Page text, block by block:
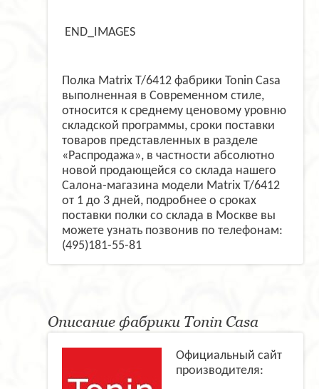
END_IMAGES
Полка Matrix T/6412 фабрики Tonin Casa
выполненная в Современном стиле,
относится к среднему ценовому уровню
складской программы, сроки поставки
товаров представленных в разделе
«Распродажа», в частности абсолютно
новой продающейся со склада нашего
Салона-магазина модели Matrix T/6412
от 1 до 3 дней, подробнее о сроках
поставки полки со склада в Москве вы
можете узнать позвонив по телефонам:
(495)181-55-81
Описание фабрики Tonin Casa
Официальный сайт
производителя: